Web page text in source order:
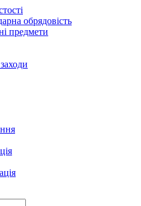
обрядовість
предмети